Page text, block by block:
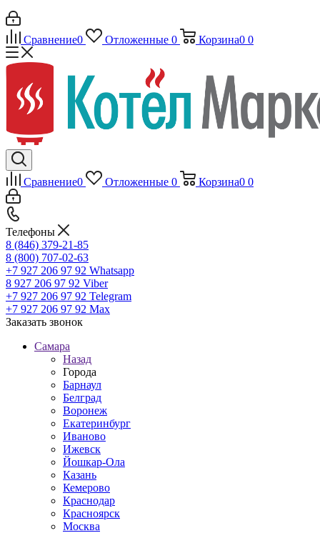
Сравнение0 Отложенные 0 Корзина0 0
Сравнение0 Отложенные 0 Корзина0 0
Телефоны
8 (846) 379-21-85
8 (800) 707-02-63
+7 927 206 97 92 Whatsapp
8 927 206 97 92 Viber
+7 927 206 97 92 Telegram
+7 927 206 97 92 Max
Заказать звонок
Самара
Назад
Города
Барнаул
Белград
Воронеж
Екатеринбург
Иваново
Ижевск
Йошкар-Ола
Казань
Кемерово
Краснодар
Красноярск
Москва